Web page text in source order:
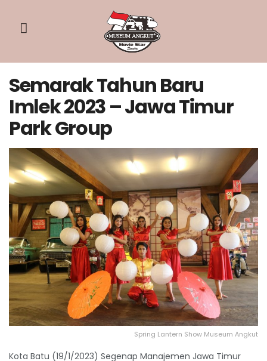
Semarak Tahun Baru
Imlek 2023 – Jawa Timur
Park Group
Spring Lantern Show Museum Angkut
Kota Batu (19/1/2023) Segenap Manajemen Jawa Timur